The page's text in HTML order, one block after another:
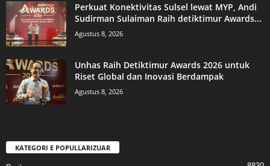
Perkuat Konektivitas Sulsel lewat MYP, Andi
Sudirman Sulaiman Raih detiktimur Awards...
Agustus 8, 2026
Unhas Raih Detiktimur Awards 2026 untuk
Riset Global dan Inovasi Berdampak
Agustus 8, 2026
KATEGORI E POPULLARIZUAR